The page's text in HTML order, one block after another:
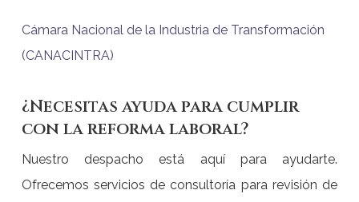
Cámara Nacional de la Industria de Transformación
(CANACINTRA)
¿Necesitas ayuda para cumplir
con la reforma laboral?
Nuestro despacho está aquí para ayudarte.
Ofrecemos servicios de consultoría para revisión de